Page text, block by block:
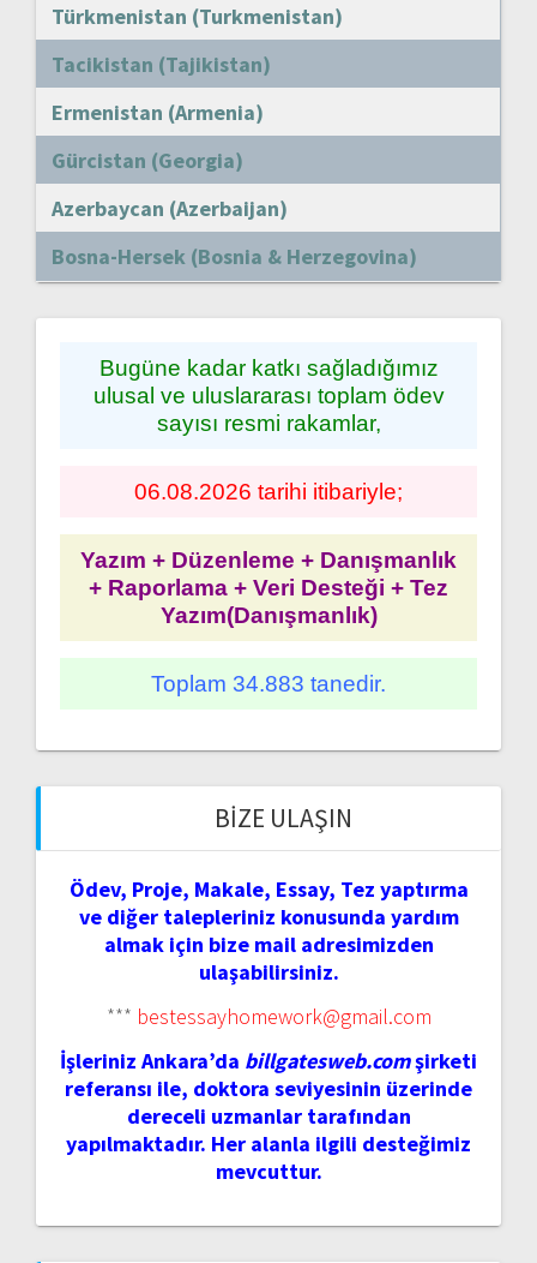
Türkmenistan (Turkmenistan)
Tacikistan (Tajikistan)
Ermenistan (Armenia)
Gürcistan (Georgia)
Azerbaycan (Azerbaijan)
Bosna-Hersek (Bosnia & Herzegovina)
Bugüne kadar katkı sağladığımız
ulusal ve uluslararası toplam ödev
sayısı resmi rakamlar,
06.08.2026 tarihi itibariyle;
Yazım + Düzenleme + Danışmanlık
+ Raporlama + Veri Desteği + Tez
Yazım(Danışmanlık)
Toplam 34.883 tanedir.
BIZE ULAŞIN
Ödev, Proje, Makale, Essay, Tez yaptırma
ve diğer talepleriniz konusunda yardım
almak için bize mail adresimizden
ulaşabilirsiniz.
*** bestessayhomework@gmail.com
İşleriniz Ankara’da billgatesweb.comşirketi
referansı ile, doktora seviyesinin üzerinde
dereceli uzmanlar tarafından
yapılmaktadır. Her alanla ilgili desteğimiz
mevcuttur.